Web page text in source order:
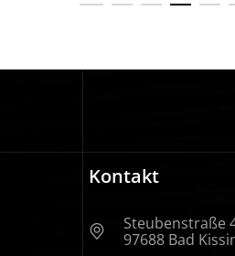
Kontakt
Steubenstraße
97688 Bad